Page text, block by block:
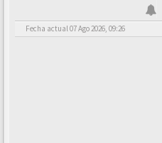
Fecha actual 07 Ago 2026, 09:26